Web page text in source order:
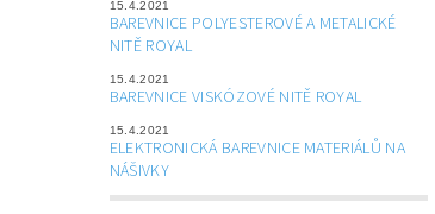
15.4.2021
BAREVNICE POLYESTEROVÉ A METALICKÉ
NITĚ ROYAL
15.4.2021
BAREVNICE VISKÓZOVÉ NITĚ ROYAL
15.4.2021
ELEKTRONICKÁ BAREVNICE MATERIÁLŮ NA
NÁŠIVKY